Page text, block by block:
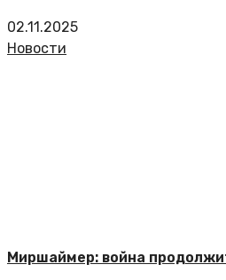
02.11.2025
Новости
Миршаймер: война